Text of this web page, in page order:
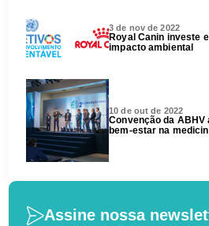
3 de nov de 2022
Royal Canin investe
impacto ambiental
10 de out de 2022
Convenção da ABHV
bem-estar na
Assine nossa